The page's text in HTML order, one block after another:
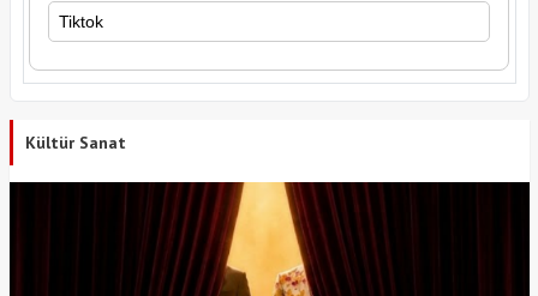
Tiktok
Kültür Sanat